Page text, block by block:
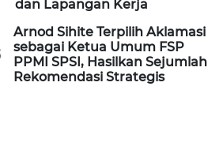
dan Lapangan Kerja
Arnod Sihite Terpilih Aklamasi
sebagai Ketua Umum FSP
PPMI SPSI, Hasilkan Sejumlah
Rekomendasi Strategis